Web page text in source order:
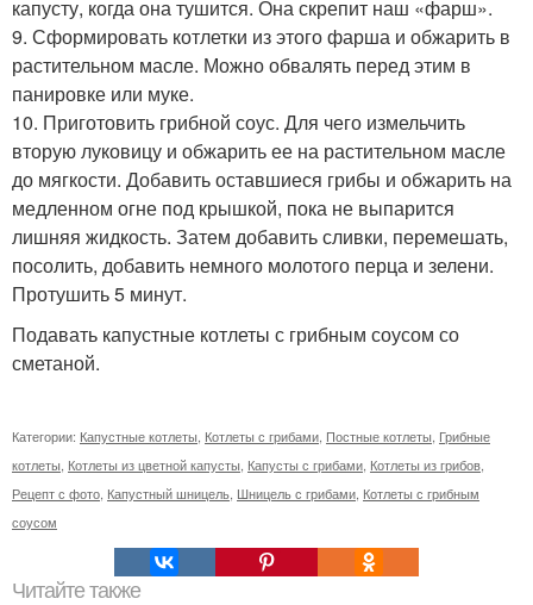
капусту, когда она тушится. Она скрепит наш «фарш».
9. Сформировать котлетки из этого фарша и обжарить в
растительном масле. Можно обвалять перед этим в
панировке или муке.
10. Приготовить грибной соус. Для чего измельчить
вторую луковицу и обжарить ее на растительном масле
до мягкости. Добавить оставшиеся грибы и обжарить на
медленном огне под крышкой, пока не выпарится
лишняя жидкость. Затем добавить сливки, перемешать,
посолить, добавить немного молотого перца и зелени.
Протушить 5 минут.
Подавать капустные котлеты с грибным соусом со
сметаной.
Категории: Капустные котлеты Котлеты с грибами Постные котлеты Грибные
котлеты Котлеты из цветной капусты Капусты с грибами Котлеты из грибов
Рецепт с фото Капустный шницель Шницель с грибами Котлеты с грибным
соусом
Читайте также